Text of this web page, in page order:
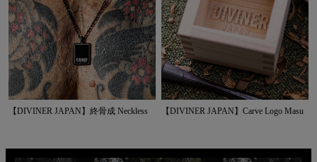
【DIVINER JAPAN】終骨成 Neckless 【DIVINER JAPAN】Carve Logo Masu